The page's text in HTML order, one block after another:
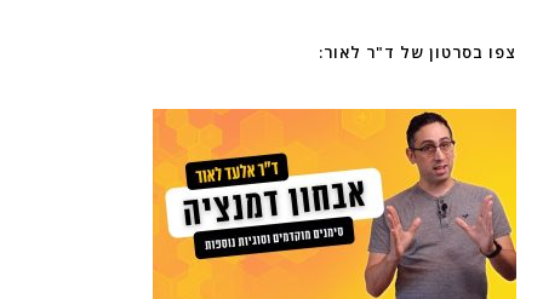
צפו בסרטון של ד"ר לאור: